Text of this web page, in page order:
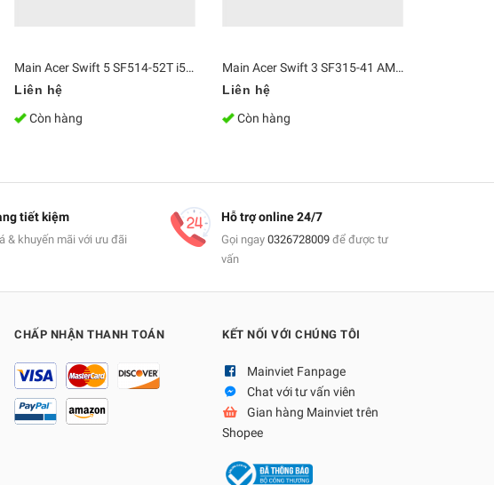
Main Acer Swift 5 SF514-52T i5 8250U Ram 8GB N17W3 17809-1M
Liên hệ
Còn hàng
Main Acer Swift 3 SF315-41 AMD Ryzen 3-2200U Ram 8GB BK5EA
Liên hệ
Còn hàng
tiết kiệm
& khuyến mãi với ưu đãi
Hỗ trợ online 24/7
Gọi ngay 0326728009để được tư
vấn
CHẤP NHẬN THANH TOÁN KẾT NỐI VỚI CHÚNG TÔI
Mainviet Fanpage
Chat với tư vấn viên
Gian hàng Mainviet trên
Shopee